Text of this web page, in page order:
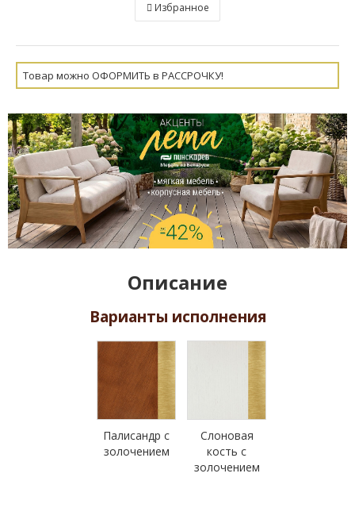
Избранное
Товар можно ОФОРМИТЬ в РАССРОЧКУ!
Описание
Варианты исполнения
Палисандр с
золочением
Слоновая
кость с
золочением